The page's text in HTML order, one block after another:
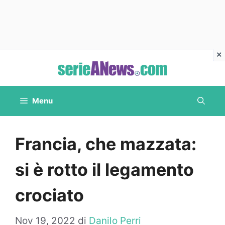
contenuto
Menu
Francia, che mazzata:
si è rotto il legamento
crociato
Nov 19, 2022 di Danilo Perri